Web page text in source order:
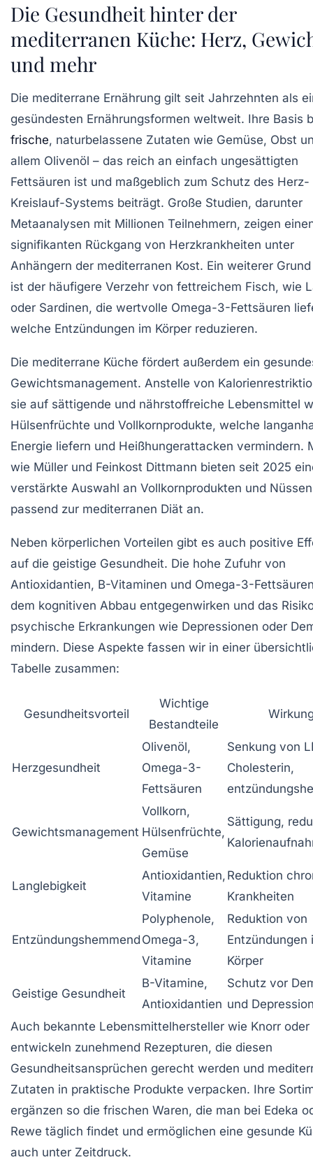
Die Gesundheit hinter der
mediterranen Küche: Herz,
und mehr
Die mediterrane Ernährung gilt seit Jahrzehnten als
gesündesten Ernährungsformen weltweit. Ihre Basis
frische, naturbelassene Zutaten wie Gemüse, Obst
allem Olivenöl – das reich an einfach ungesättigten
Fettsäuren ist und maßgeblich zum Schutz des Herz-
Kreislauf-Systems beiträgt. Große Studien, darunter
Metaanalysen mit Millionen Teilnehmern, zeigen
signifikanten Rückgang von Herzkrankheiten unter
Anhängern der mediterranen Kost. Ein weiterer
ist der häufigere Verzehr von fettreichem Fisch, wie
oder Sardinen, die wertvolle Omega-3-Fettsäuren
welche Entzündungen im Körper reduzieren.
Die mediterrane Küche fördert außerdem ein
Gewichtsmanagement. Anstelle von
sie auf sättigende und nährstoffreiche Lebensmittel
Hülsenfrüchte und Vollkornprodukte, welche
Energie liefern und Heißhungerattacken vermindern.
wie Müller und Feinkost Dittmann bieten seit 2025
verstärkte Auswahl an Vollkornprodukten und Nüssen
passend zur mediterranen Diät an.
Neben körperlichen Vorteilen gibt es auch positive
auf die geistige Gesundheit. Die hohe Zufuhr von
Antioxidantien, B-Vitaminen und Omega-3-
dem kognitiven Abbau entgegenwirken und das
psychische Erkrankungen wie Depressionen oder
mindern. Diese Aspekte fassen wir in einer
Tabelle zusammen:
Gesundheitsvorteil
Wichtige
Bestandteile
Herzgesundheit
Olivenöl,
Omega-3-
Fettsäuren
Senkung von
Cholesterin,
Gewichtsmanagement
Vollkorn,
Hülsenfrüchte,
Gemüse
Sättigung,
Langlebigkeit
Antioxidantien,
Vitamine
Reduktion
Krankheiten
Entzündungshemmend
Polyphenole,
Omega-3,
Vitamine
Reduktion von
Entzündungen
Körper
Geistige Gesundheit
B-Vitamine,
Antioxidantien
Schutz vor
und
Auch bekannte Lebensmittelhersteller wie Knorr oder
entwickeln zunehmend Rezepturen, die diesen
Gesundheitsansprüchen gerecht werden und
Zutaten in praktische Produkte verpacken. Ihre
ergänzen so die frischen Waren, die man bei Edeka
Rewe täglich findet und ermöglichen eine gesunde
auch unter Zeitdruck.